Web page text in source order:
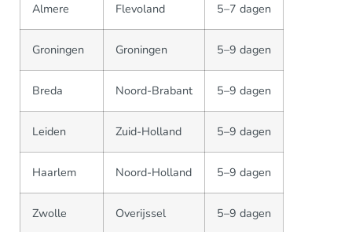
Almere Flevoland 5–7 dagen
Groningen Groningen 5–9 dagen
Breda Noord-Brabant 5–9 dagen
Leiden Zuid-Holland 5–9 dagen
Haarlem Noord-Holland 5–9 dagen
Zwolle Overijssel 5–9 dagen